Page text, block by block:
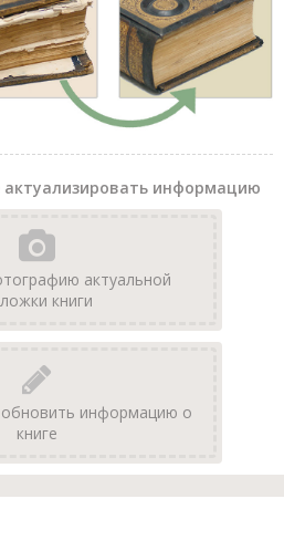
информацию
актуальной
книги
информацию о
книге